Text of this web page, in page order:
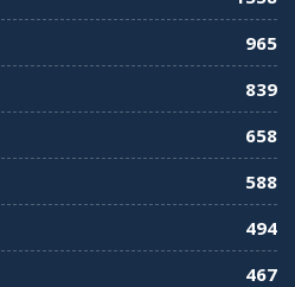
965
839
658
588
494
467